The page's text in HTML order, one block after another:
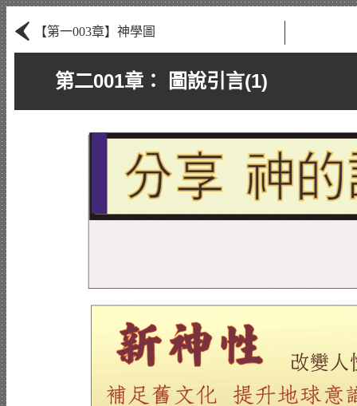
‹ 【第一003章】神學圖
第二001章： 圖說引言(1)